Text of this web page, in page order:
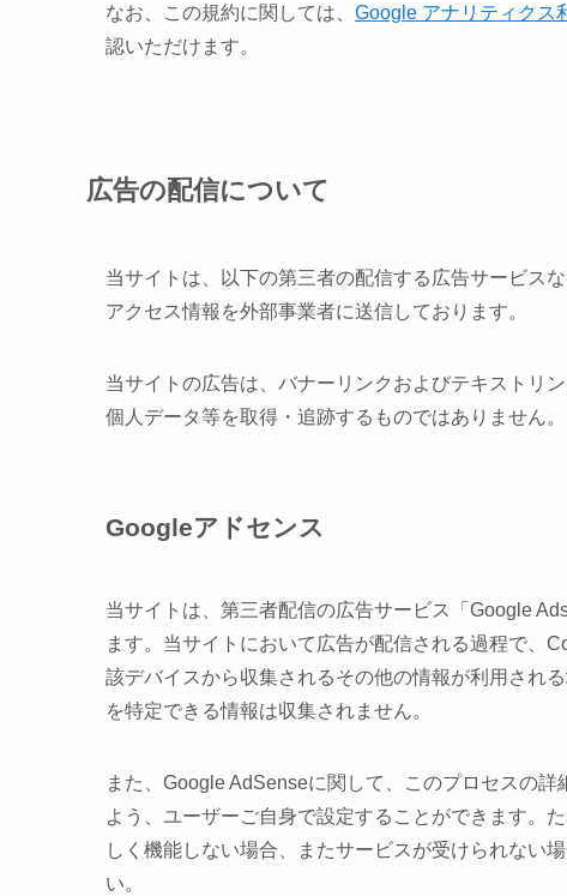
なお、この規約に関しては、 Google アナリティクス
認いただけます。
広告の配信について
当サイトは、以下の第三者の配信する広告サービス
アクセス情報を外部事業者に送信しております。
当サイトの広告は、バナーリンクおよびテキストリ
個人データ等を取得・追跡するものではありません。
Googleアドセンス
当サイトは、第三者配信の広告サービス「Google
ます。当サイトにおいて広告が配信される過程で、
該デバイスから収集されるその他の情報が利用され
を特定できる情報は収集されません。
また、Google AdSenseに関して、このプロセスの
よう、ユーザーご自身で設定することができます。
しく機能しない場合、またサービスが受けられない
い。